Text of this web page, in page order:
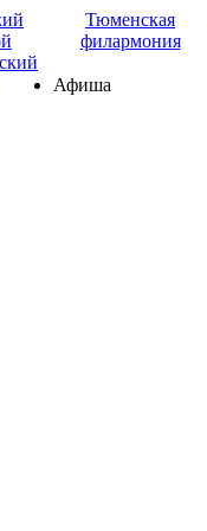
Тюменская
филармония
Афиша